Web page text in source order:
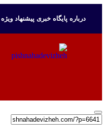
درباره پایگاه خبری پیشنهاد ویژه